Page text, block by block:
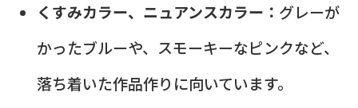
くすみカラー、ニュアンスカラー： グレーが
かったブルーや、スモーキーなピンクなど、
落ち着いた作品作りに向いています。